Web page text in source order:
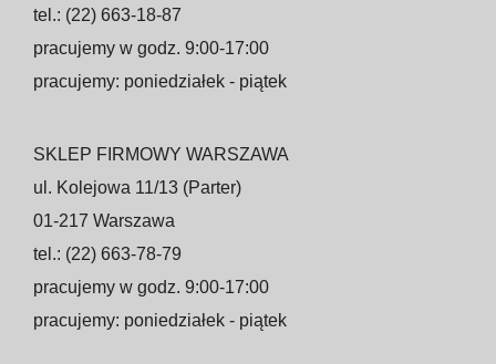
tel.: (22) 663-18-87
pracujemy w godz. 9:00-17:00
pracujemy: poniedziałek - piątek
SKLEP FIRMOWY WARSZAWA
ul. Kolejowa 11/13 (Parter)
01-217 Warszawa
tel.: (22) 663-78-79
pracujemy w godz. 9:00-17:00
pracujemy: poniedziałek - piątek